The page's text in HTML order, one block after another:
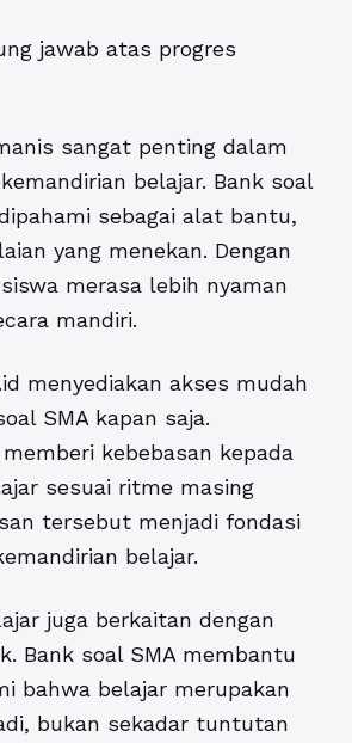
jawab atas progres
sangat penting dalam
belajar. Bank soal
sebagai alat bantu,
yang menekan. Dengan
merasa lebih nyaman
mandiri.
menyediakan akses mudah
SMA kapan saja.
kebebasan kepada
sesuai ritme masing
tersebut menjadi fondasi
belajar.
juga berkaitan dengan
Bank soal SMA membantu
bahwa belajar merupakan
bukan sekadar tuntutan